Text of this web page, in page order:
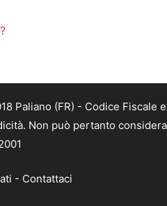
Paliano (FR) - Codice Fiscale
Non può pertanto
- Contattaci